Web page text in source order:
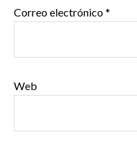
Correo electrónico*
Web